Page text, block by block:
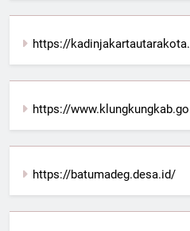
https://
https://
https://batumadeg.desa.id/